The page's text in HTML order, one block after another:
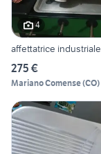
4
affettatrice industriale
275 €
Mariano Comense(CO)